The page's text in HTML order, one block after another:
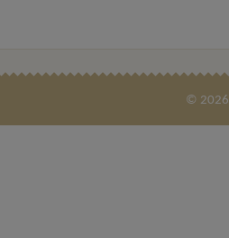
© 2026